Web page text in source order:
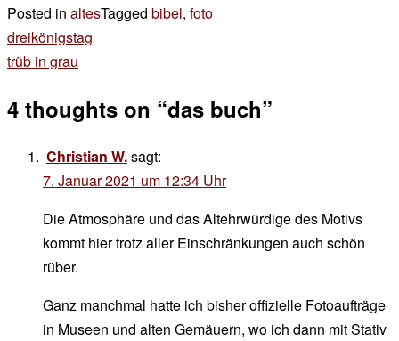
Posted in altesTagged bibel, foto
Beitragsnavigation
dreikönigstag
trüb in grau
4 thoughts on “das buch”
Christian W.sagt:
7. Januar 2021 um 12:34 Uhr
Die Atmosphäre und das Altehrwürdige des Motivs
kommt hier trotz aller Einschränkungen auch schön
rüber.
Ganz manchmal hatte ich bisher offizielle Fotoaufträge
in Museen und alten Gemäuern, wo ich dann mit Stativ